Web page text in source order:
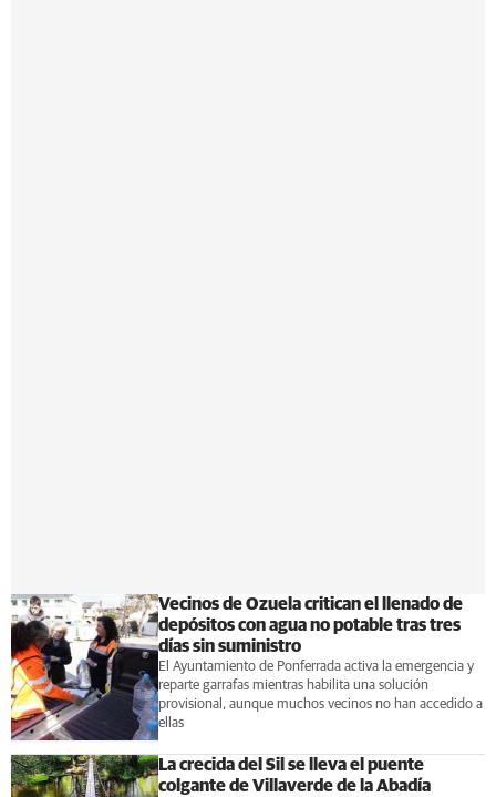
Vecinos de Ozuela critican el llenado de
depósitos con agua no potable tras tres
días sin suministro
El Ayuntamiento de Ponferrada activa la emergencia y
reparte garrafas mientras habilita una solución
provisional, aunque muchos vecinos no han accedido a
ellas
La crecida del Sil se lleva el puente
colgante de Villaverde de la Abadía